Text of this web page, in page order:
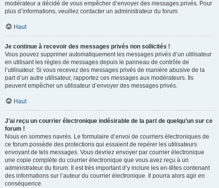
modérateur a décidé de vous empêcher d’envoyer des messages privés. Pour
plus d’informations, veuillez contacter un administrateur du forum.
Haut
Je continue à recevoir des messages privés non sollicités !
Vous pouvez supprimer automatiquement les messages privés d’un utilisateur
en utilisant les règles de messages depuis le panneau de contrôle de
l’utilisateur. Si vous recevez des messages privés de manière abusive de la
part d’un autre utilisateur, rapportez ces messages aux modérateurs. Ils
peuvent empêcher un utilisateur d’envoyer des messages privés.
Haut
J’ai reçu un courrier électronique indésirable de la part de quelqu’un sur ce
forum !
Nous en sommes navrés. Le formulaire d’envoi de courriers électroniques de
ce forum possède des protections qui essaient de repérer les utilisateurs
envoyant de tels messages. Vous devriez envoyer par courrier électronique
une copie complète du courrier électronique que vous avez reçu à un
administrateur du forum. Il est très important d’y inclure les en-têtes contenant
des informations sur l’auteur du courrier électronique. Il pourra alors agir en
conséquence.